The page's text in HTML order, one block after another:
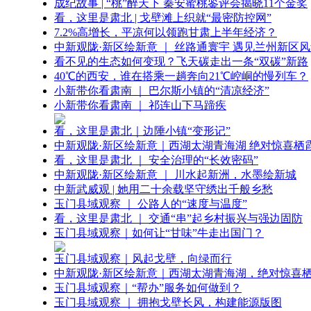
成纪故事 | “桃”醉天下 秦安蜜桃鉴评会揭晓11个金奖
看，这里是肃北 | 戈壁滩上织就“最密防控网”
7.2%高增长，平凉何以领跑甘肃上半年经济？
中新观陇·新区绘新意 ｜ 丝路通寰宇 遇见兰州新区
看不见的生态如何变现？飞天碳走出一条“双碳”新路
40℃的西安，谁在搭乘一趟奔向21℃崆峒的慢列车？
小新带你看肃南 ｜ 巴尔斯小镇的“清凉经济”
小新带你看肃南 ｜ 祁连山下马蹄疾
看，这里是肃北｜边陲小镇“变形记”
中新观陇·新区绘新意｜西湖太湖青海湖 绝对惊喜栖
看，这里是肃北 ｜ 安全治理的“长效密码”
中新观陇·新区绘新意 ｜ 川水起新洲，水墨绘新城
中新武威观 | 她用二十余载坚守绣出千般乡愁
玉门县域观察 ｜ 公路人的“速度与温度”
看，这里是肃北 ｜ 交通“串”起乡村振兴与强边固防
玉门县域观察｜如何让“甘味”牛走出国门？
玉门县域观察｜风起戈壁，向绿而行
中新观陇·新区绘新意｜西湖太湖青海湖，绝对惊喜
玉门县域观察｜“帮办”服务如何做到？
玉门县域观察 ｜ 拥抱戈壁长风，构建能源版图